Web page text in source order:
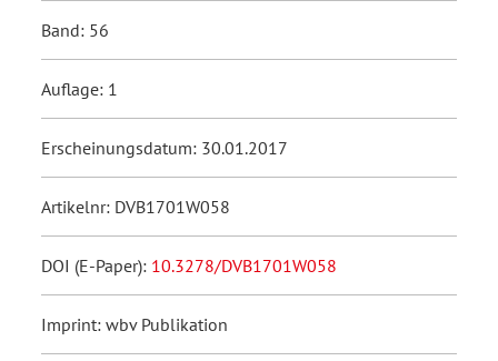
Band: 56
Auflage: 1
Erscheinungsdatum: 30.01.2017
Artikelnr: DVB1701W058
DOI (E-Paper): 10.3278/DVB1701W058
Imprint: wbv Publikation